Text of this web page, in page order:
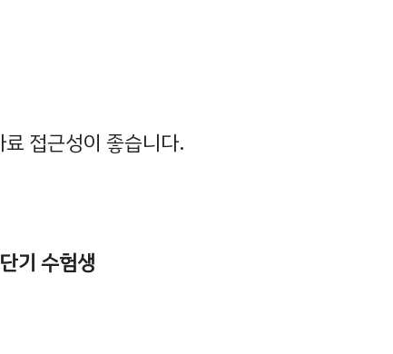
료 접근성이 좋습니다.
단기 수험생